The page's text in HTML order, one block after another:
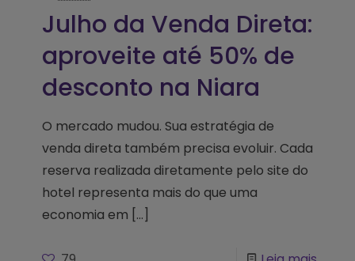
Julho da Venda Direta:
aproveite até 50% de
desconto na Niara
O mercado mudou. Sua estratégia de
venda direta também precisa evoluir. Cada
reserva realizada diretamente pelo site do
hotel representa mais do que uma
economia em […]